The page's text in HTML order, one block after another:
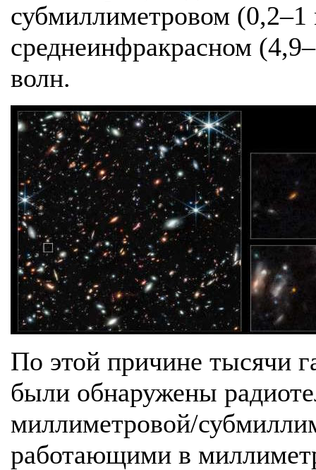
субмиллиметровом
среднеинфракрасном
волн.
По этой причине тысячи
были обнаружены
миллиметровой/
работающими в